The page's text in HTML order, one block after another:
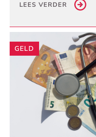
LEES VERDER
GELD